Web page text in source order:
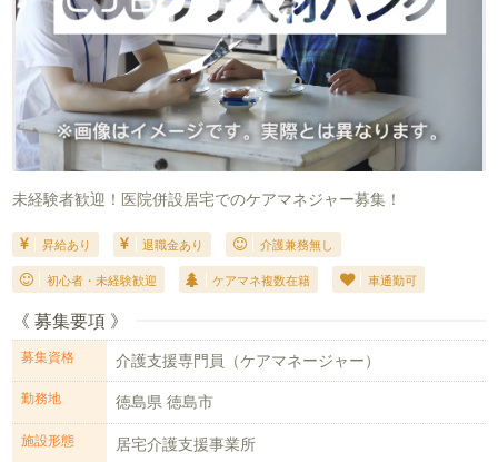
未経験者歓迎！医院併設居宅でのケアマネジャー募集！
昇給あり 退職金あり 介護兼務無し
初心者・未経験歓迎 ケアマネ複数在籍 車通勤可
《 募集要項 》
募集資格 介護支援専門員（ケアマネージャー）
勤務地 徳島県 徳島市
施設形態 居宅介護支援事業所